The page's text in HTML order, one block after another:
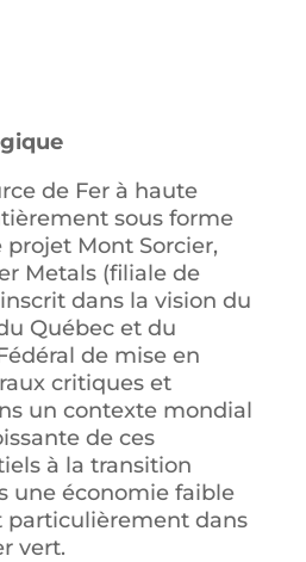
de Fer à haute
sous forme
Mont Sorcier,
Metals (filiale de
dans la vision du
Québec et du
de mise en
critiques et
un contexte mondial
de ces
à la transition
une économie faible
particulièrement dans
vert.